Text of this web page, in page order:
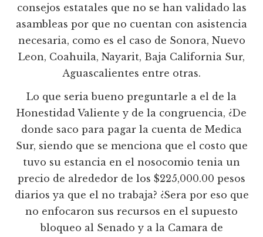
consejos estatales que no se han validado las
asambleas por que no cuentan con asistencia
necesaria, como es el caso de Sonora, Nuevo
Leon, Coahuila, Nayarit, Baja California Sur,
Aguascalientes entre otras.
Lo que seria bueno preguntarle a el de la
Honestidad Valiente y de la congruencia, ¿De
donde saco para pagar la cuenta de Medica
Sur, siendo que se menciona que el costo que
tuvo su estancia en el nosocomio tenia un
precio de alrededor de los $225,000.00 pesos
diarios ya que el no trabaja? ¿Sera por eso que
no enfocaron sus recursos en el supuesto
bloqueo al Senado y a la Camara de